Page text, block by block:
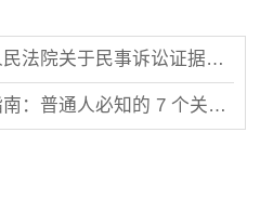
上一篇：最高院《最高人民法院关于民事诉讼证据的若干规定》解读：申请鉴定的期限及逾期后果
下一篇：交通事故处理指南：普通人必知的 7 个关键步骤